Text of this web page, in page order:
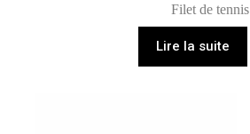
Filet de tennis
Lire la suite